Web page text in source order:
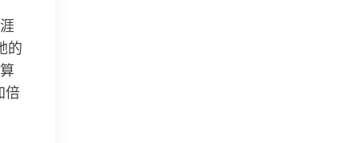
的
倍